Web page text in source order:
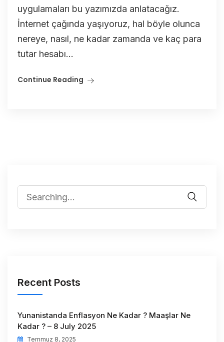
uygulamaları bu yazımızda anlatacağız.
İnternet çağında yaşıyoruz, hal böyle olunca
nereye, nasıl, ne kadar zamanda ve kaç para
tutar hesabı...
Continue Reading
Recent Posts
Yunanistanda Enflasyon Ne Kadar ? Maaşlar Ne
Kadar ? – 8 July 2025
Temmuz 8, 2025